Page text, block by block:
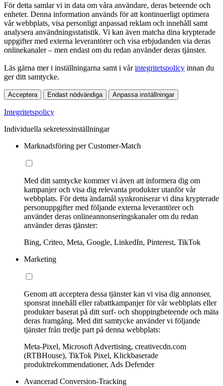
För detta samlar vi in data om våra användare, deras beteende och
enheter. Denna information används för att kontinuerligt optimera
vår webbplats, visa personligt anpassad reklam och innehåll samt
analysera användningsstatistik. Vi kan även matcha dina krypterade
uppgifter med externa leverantörer och visa erbjudanden via deras
onlinekanaler – men endast om du redan använder deras tjänster.
Läs gärna mer i inställningarna samt i vårintegritetspolicy innan du
ger ditt samtycke.
Acceptera Endast nödvändiga Anpassa inställningar
Integritetspolicy
Individuella sekretessinställningar
Marknadsföring per Customer-Match
Med ditt samtycke kommer vi även att informera dig om
kampanjer och visa dig relevanta produkter utanför vår
webbplats. För detta ändamål synkroniserar vi dina krypterade
personuppgifter med följande externa leverantörer och
använder deras onlineannonseringskanaler om du redan
använder deras tjänster:
Bing, Criteo, Meta, Google, LinkedIn, Pinterest, TikTok
Marketing
Genom att acceptera dessa tjänster kan vi visa dig annonser,
sponsrat innehåll eller rabattkampanjer för vår webbplats eller
produkter baserat på ditt surf- och shoppingbeteende och mäta
deras framgång. Med ditt samtycke använder vi följande
tjänster från tredje part på denna webbplats:
Meta-Pixel, Microsoft Advertising, creativecdn.com
(RTBHouse), TikTok Pixel, Klickbaserade
produktrekommendationer, Ads Defender
Avancerad Conversion-Tracking